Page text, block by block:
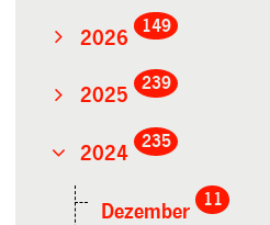
2026
149
2025
239
2024
235
Dezember
11